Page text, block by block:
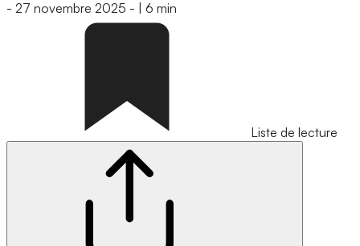
- 27 novembre 2025 - 6 min
Liste de lecture